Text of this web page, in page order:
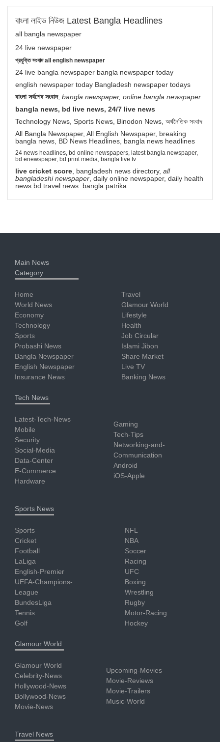
বাংলা লাইভ নিউজ Latest Bangla Headlines
all bangla newspaper
24 live newspaper
প্রযুক্তি সংবাদ all english newspaper
24 live bangla newspaper bangla newspaper today
english newspaper today Bangladesh newspaper todays
বাংলা সর্বশেষ সংবাদ, bangla newspaper, online bangla newspaper
bangla news, bd live news, 24/7 live news
Technology News, Sports News, Binodon News, অর্থনৈতিক সংবাদ
All Bangla Newspaper, All English Newspaper, breaking
bangla news, BD News Headlines, bangla news headlines
24 news headlines, bd online newspapers, latest bangla newspaper,
bd enewspaper, bd print media, bangla live tv
live cricket score , bangladesh news directory, all
bangladeshi newspaper , daily online newspaper, daily health
news bd travel news bangla patrika
Main News
Category
Home
World News
Economy
Technology
Sports
Probashi News
Bangla Newspaper
English Newspaper
Insurance News
Travel
Glamour World
Lifestyle
Health
Job Circular
Islami Jibon
Share Market
Live TV
Banking News
Tech News
Latest-Tech-News
Mobile
Security
Social-Media
Data-Center
E-Commerce
Hardware
Gaming
Tech-Tips
Networking-and-
Communication
Android
iOS-Apple
Sports News
Sports
Cricket
Football
LaLiga
English-Premier
UEFA-Champions-
League
BundesLiga
Tennis
Golf
NFL
NBA
Soccer
Racing
UFC
Boxing
Wrestling
Rugby
Motor-Racing
Hockey
Glamour World
Glamour World
Celebrity-News
Hollywood-News
Bollywood-News
Movie-News
Upcoming-Movies
Movie-Reviews
Movie-Trailers
Music-World
Travel News